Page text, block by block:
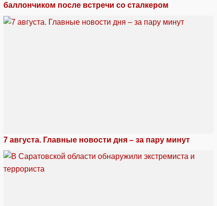
баллончиком после встречи со сталкером
7 августа. Главные новости дня – за пару минут